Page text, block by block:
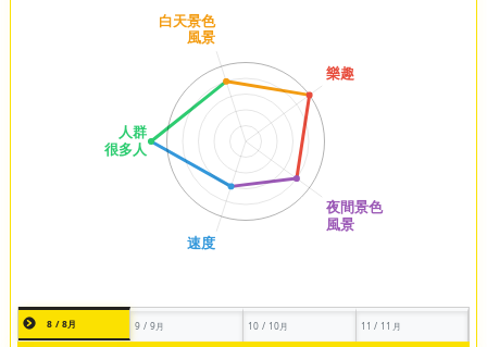
8 / 8月 9 / 9月 10 / 10月 11 / 11月